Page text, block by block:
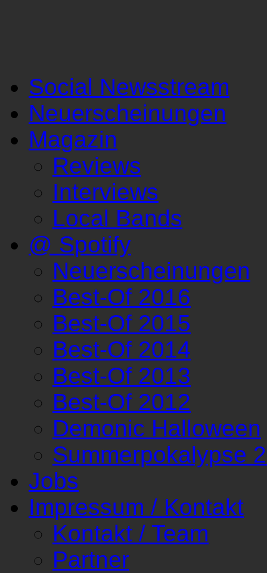
Social Newsstream
Neuerscheinungen
Magazin
Reviews
Interviews
Local Bands
@ Spotify
Neuerscheinungen
Best-Of 2016
Best-Of 2015
Best-Of 2014
Best-Of 2013
Best-Of 2012
Demonic Halloween
Summerpokalypse
Jobs
Impressum / Kontakt
Kontakt / Team
Partner